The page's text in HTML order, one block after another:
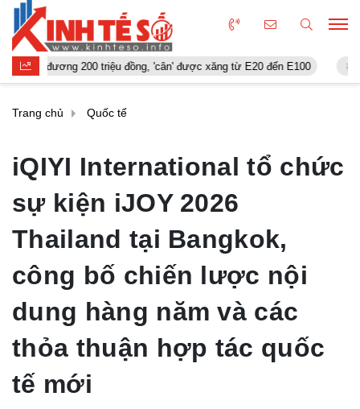
200 triệu đồng, 'cân' được xăng từ E20 đến E100 ‘Smartphone
Trang chủ Quốc tế
iQIYI International tổ chức
sự kiện iJOY 2026
Thailand tại Bangkok,
công bố chiến lược nội
dung hàng năm và các
thỏa thuận hợp tác quốc
tế mới